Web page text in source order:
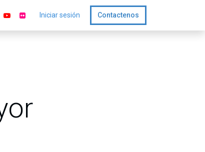
Iniciar sesión Contactenos